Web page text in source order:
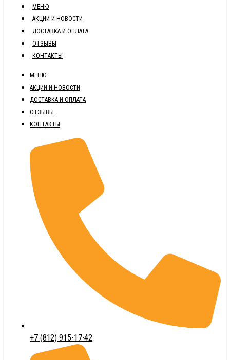
МЕНЮ
АКЦИИ И НОВОСТИ
ДОСТАВКА И ОПЛАТА
ОТЗЫВЫ
КОНТАКТЫ
МЕНЮ
АКЦИИ И НОВОСТИ
ДОСТАВКА И ОПЛАТА
ОТЗЫВЫ
КОНТАКТЫ
+7 (812) 915-17-42